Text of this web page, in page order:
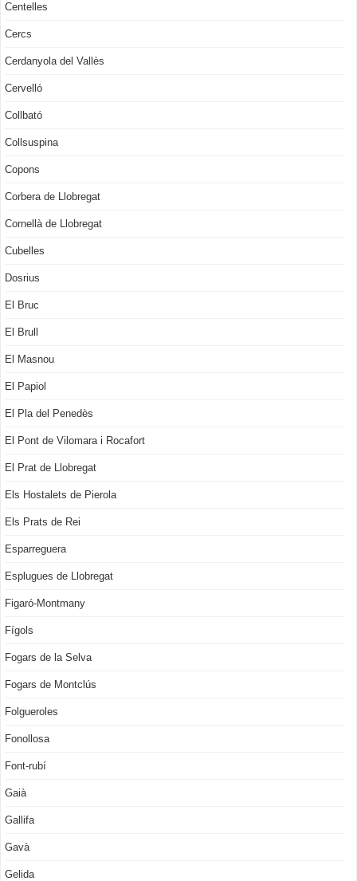
Centelles
Cercs
Cerdanyola del Vallès
Cervelló
Collbató
Collsuspina
Copons
Corbera de Llobregat
Cornellà de Llobregat
Cubelles
Dosrius
El Bruc
El Brull
El Masnou
El Papiol
El Pla del Penedès
El Pont de Vilomara i Rocafort
El Prat de Llobregat
Els Hostalets de Pierola
Els Prats de Rei
Esparreguera
Esplugues de Llobregat
Figaró-Montmany
Fígols
Fogars de la Selva
Fogars de Montclús
Folgueroles
Fonollosa
Font-rubí
Gaià
Gallifa
Gavà
Gelida